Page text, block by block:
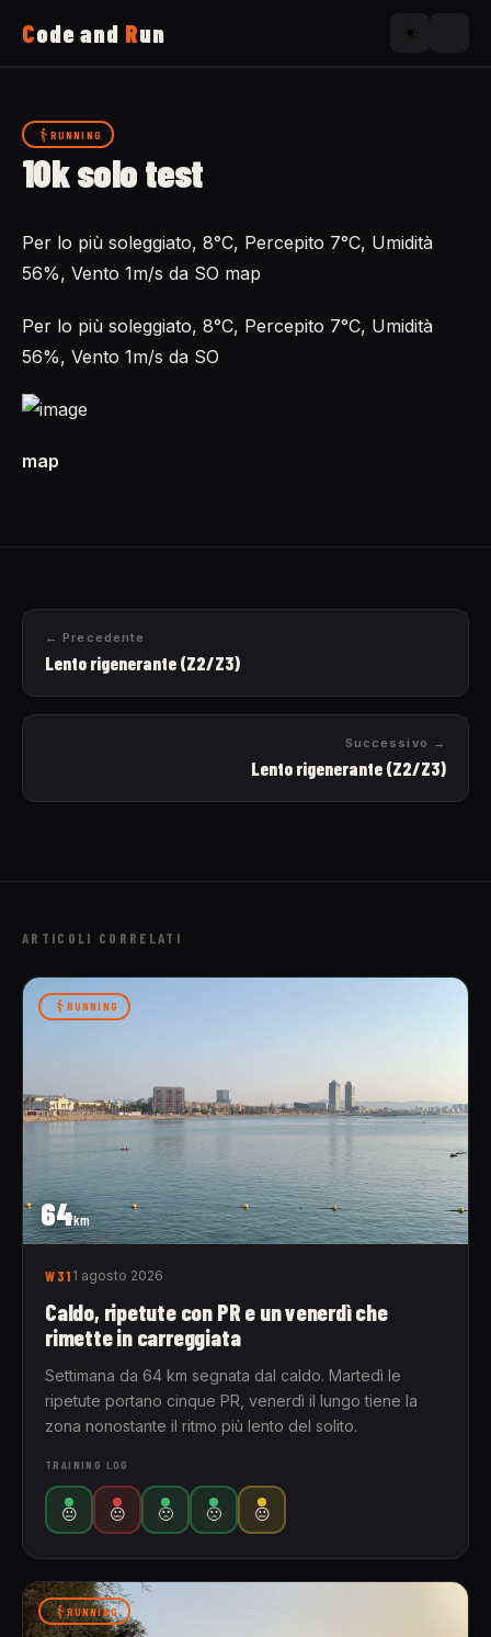
Code and Run ☀️
Running
Uses
Now
About
RUNNING
10k solo test
Per lo più soleggiato, 8°C, Percepito 7°C, Umidità
56%, Vento 1m/s da SO map
Per lo più soleggiato, 8°C, Percepito 7°C, Umidità
56%, Vento 1m/s da SO
map
← Precedente
Lento rigenerante (Z2/Z3)
Successivo →
Lento rigenerante (Z2/Z3)
ARTICOLI CORRELATI
64km
RUNNING
W31 1 agosto 2026
Caldo, ripetute con PR e un venerdì che
rimette in carreggiata
Settimana da 64 km segnata dal caldo. Martedì le
ripetute portano cinque PR, venerdì il lungo tiene la
zona nonostante il ritmo più lento del solito.
TRAINING LOG
😐 😐 🙁 🙁 😐
RUNNING